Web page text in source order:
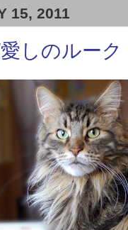
15, 2011
しのルーク